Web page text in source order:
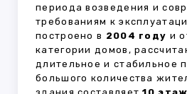
периода возведения и
требованиям к
построено в 2004 году и
категории домов,
длительное и стабильное
большого количества